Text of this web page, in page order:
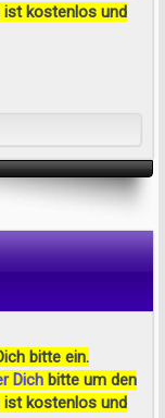
ist kostenlos und
bitte ein.
Dich bitte um den
ist kostenlos und